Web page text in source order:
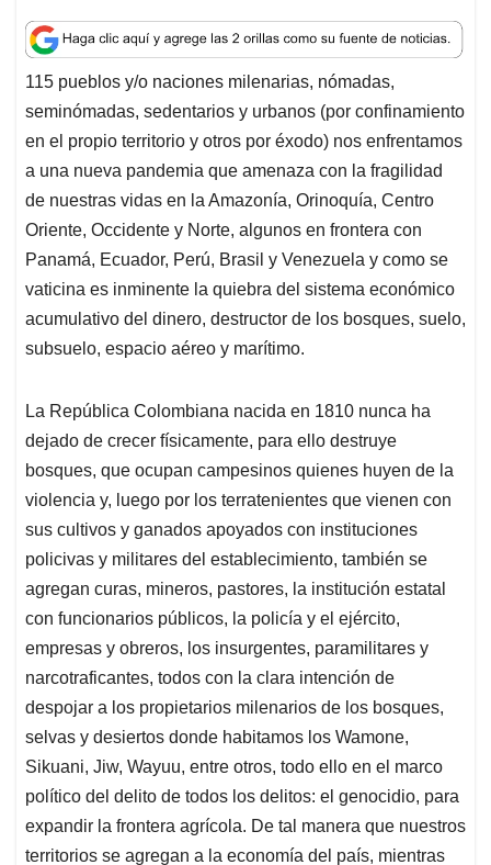
a
t
s
A
p
p
c
e
b
o
o
k
n
k
e
d
I
n
a
i
l
r
e
a
d
s
115 pueblos y/o naciones milenarias, nómadas,
seminómadas, sedentarios y urbanos (por confinamiento
en el propio territorio y otros por éxodo) nos enfrentamos
a una nueva pandemia que amenaza con la fragilidad
de nuestras vidas en la Amazonía, Orinoquía, Centro
Oriente, Occidente y Norte, algunos en frontera con
Panamá, Ecuador, Perú, Brasil y Venezuela y como se
vaticina es inminente la quiebra del sistema económico
acumulativo del dinero, destructor de los bosques, suelo,
subsuelo, espacio aéreo y marítimo.
La República Colombiana nacida en 1810 nunca ha
dejado de crecer físicamente, para ello destruye
bosques, que ocupan campesinos quienes huyen de la
violencia y, luego por los terratenientes que vienen con
sus cultivos y ganados apoyados con instituciones
policivas y militares del establecimiento, también se
agregan curas, mineros, pastores, la institución estatal
con funcionarios públicos, la policía y el ejército,
empresas y obreros, los insurgentes, paramilitares y
narcotraficantes, todos con la clara intención de
despojar a los propietarios milenarios de los bosques,
selvas y desiertos donde habitamos los Wamone,
Sikuani, Jiw, Wayuu, entre otros, todo ello en el marco
político del delito de todos los delitos: el genocidio, para
expandir la frontera agrícola. De tal manera que nuestros
territorios se agregan a la economía del país, mientras